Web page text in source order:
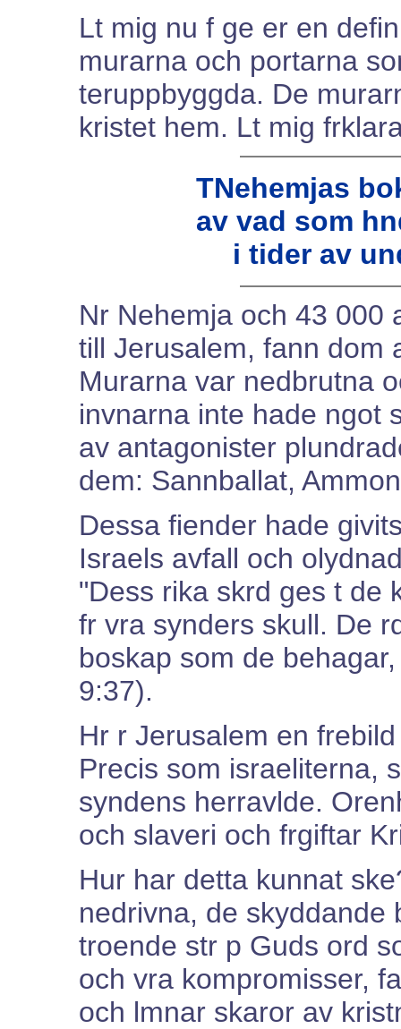
Lt mig nu f ge er en
murarna och portarna
teruppbyggda. De
kristet hem. Lt mig
TNehemjas
av vad som
i tider av
Nr Nehemja och 43 000
till Jerusalem, fann dom
Murarna var nedbrutna
invnarna inte hade ngot
av antagonister
dem: Sannballat,
Dessa fiender hade
Israels avfall och
"Dess rika skrd ges t de
fr vra synders skull. De
boskap som de
9:37).
Hr r Jerusalem en
Precis som israeliterna,
syndens herravlde.
och slaveri och frgiftar
Hur har detta kunnat
nedrivna, de skyddande
troende str p Guds ord
och vra kompromisser,
och lmnar skaror av